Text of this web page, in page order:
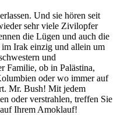
Und sie hören seit
sehr viele Zivilopfer
die Lügen und auch die
Irak einzig und allein um
und
Familie, ob in Palästina,
oder wo immer auf
Mr. Bush! Mit jedem
oder verstrahlen, treffen Sie
Ihrem Amoklauf!